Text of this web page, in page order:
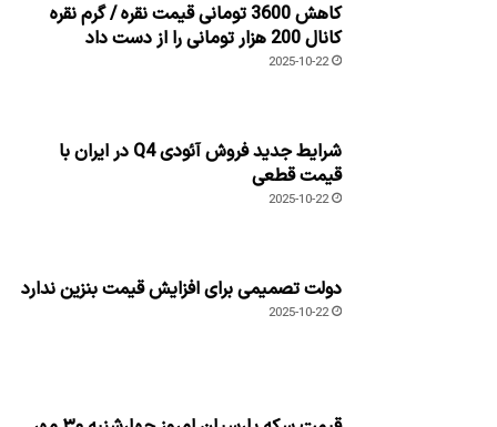
کاهش 3600 تومانی قیمت نقره / گرم نقره
کانال 200 هزار تومانی را از دست داد
2025-10-22
شرایط جدید فروش آئودی Q4 در ایران با
قیمت قطعی
2025-10-22
دولت تصمیمی برای افزایش قیمت بنزین ندارد
2025-10-22